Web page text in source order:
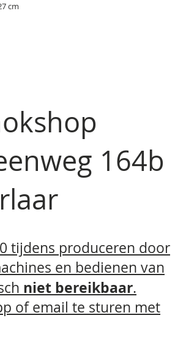
cm
164b
tijdens produceren door
en bedienen van
niet bereikbaar.
of email te sturen met